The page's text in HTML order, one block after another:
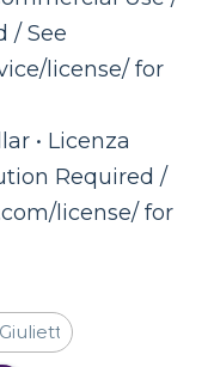
/ See
license/ for
• Licenza
Required /
license/ for